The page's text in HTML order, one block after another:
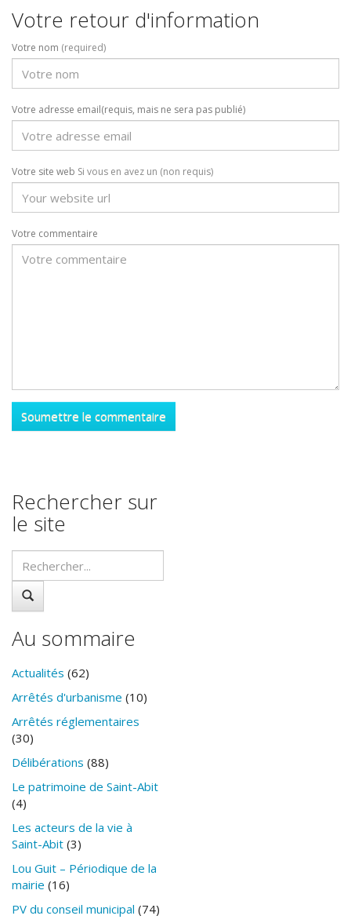
Votre retour d'information
Votre nom (required)
Votre adresse email(requis, mais ne sera pas publié)
Votre site web Si vous en avez un (non requis)
Votre commentaire
Rechercher sur
le site
Au sommaire
Actualités (62)
Arrêtés d'urbanisme (10)
Arrêtés réglementaires
(30)
Délibérations (88)
Le patrimoine de Saint-Abit
(4)
Les acteurs de la vie à
Saint-Abit (3)
Lou Guit – Périodique de la
mairie (16)
PV du conseil municipal (74)